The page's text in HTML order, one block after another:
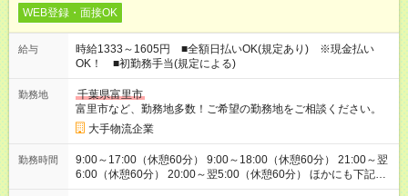
WEB登録・面接OK
給与
時給1333～1605円 ■全額日払いOK(規定あり) ※現金払い
OK！ ■初勤務手当(規定による)
勤務地
千葉県富里市
富里市など、勤務地多数！ご希望の勤務地をご相談ください。
大手物流企業
勤務時間
9:00～17:00（休憩60分） 9:00～18:00（休憩60分） 21:00～翌
6:00（休憩60分） 20:00～翌5:00（休憩60分） ほかにも下記の
シフトあり！ ■10:00～18:00 ■12:00～21:00 ■15:00～21:00